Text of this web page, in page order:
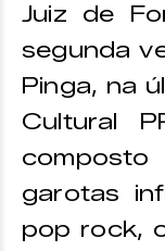
Juiz de
segunda
Pinga, na
Cultural
garotas
pop rock,